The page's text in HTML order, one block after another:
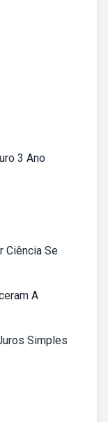
3 Ano
Ciência Se
A
Simples